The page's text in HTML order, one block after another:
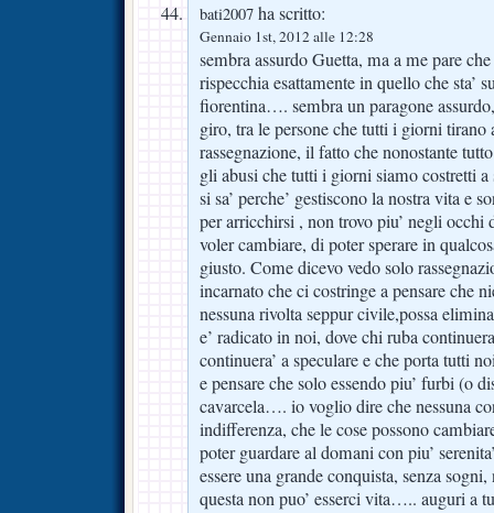
bati2007 ha scritto:
Gennaio 1st, 2012 alle 12:28
sembra assurdo Guetta, ma a me pare
rispecchia esattamente in quello che sta’
fiorentina…. sembra un paragone
giro, tra le persone che tutti i giorni tirano
rassegnazione, il fatto che nonostante
gli abusi che tutti i giorni siamo costretti
si sa’ perche’ gestiscono la nostra vita e
per arricchirsi , non trovo piu’ negli
voler cambiare, di poter sperare in
giusto. Come dicevo vedo solo
incarnato che ci costringe a pensare che
nessuna rivolta seppur civile,possa
e’ radicato in noi, dove chi ruba
continuera’ a speculare e che porta tutti
e pensare che solo essendo piu’ furbi (o
cavarcela…. io voglio dire che nessuna
indifferenza, che le cose possono
poter guardare al domani con piu’
essere una grande conquista, senza sogni,
questa non puo’ esserci vita….. auguri a